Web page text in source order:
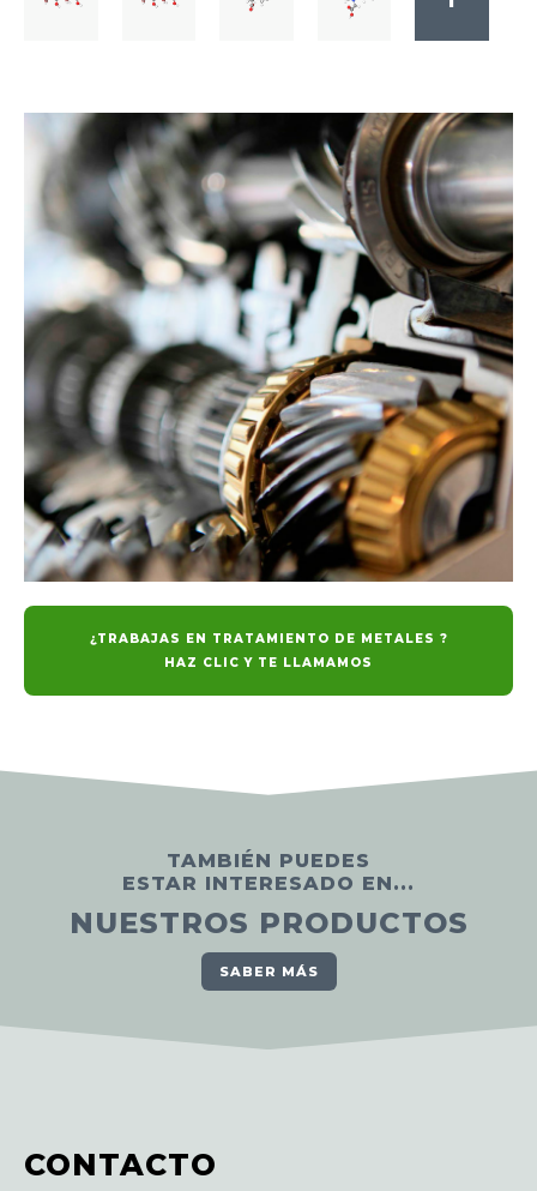
¿TRABAJAS EN TRATAMIENTO DE METALES ?
HAZ CLIC Y TE LLAMAMOS
TAMBIÉN PUEDES
ESTAR INTERESADO EN...
NUESTROS PRODUCTOS
SABER MÁS
CONTACTO